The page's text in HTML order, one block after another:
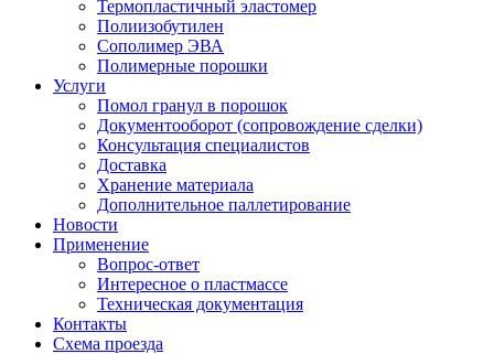
Термопластичный эластомер
Полиизобутилен
Сополимер ЭВА
Полимерные порошки
Услуги
Помол гранул в порошок
Документооборот (сопровождение сделки)
Консультация специалистов
Доставка
Хранение материала
Дополнительное паллетирование
Новости
Применение
Вопрос-ответ
Интересное о пластмассе
Техническая документация
Контакты
Схема проезда